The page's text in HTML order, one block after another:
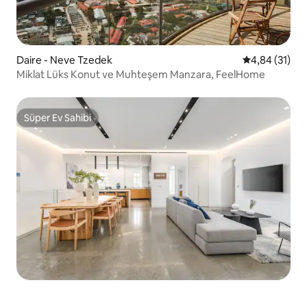
Daire - Neve Tzedek 5 üzerinden
4,84 (31)
Miklat Lüks Konut ve Muhteşem Manzara, FeelHome
Süper Ev Sahibi
Süper Ev Sahibi